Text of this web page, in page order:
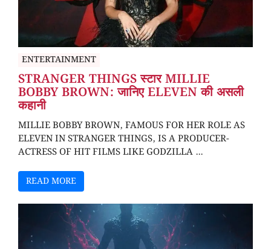
ENTERTAINMENT
STRANGER THINGS स्टार MILLIE
BOBBY BROWN: जानिए ELEVEN की असली
कहानी
MILLIE BOBBY BROWN, FAMOUS FOR HER ROLE AS
ELEVEN IN STRANGER THINGS, IS A PRODUCER-
ACTRESS OF HIT FILMS LIKE GODZILLA ...
READ MORE